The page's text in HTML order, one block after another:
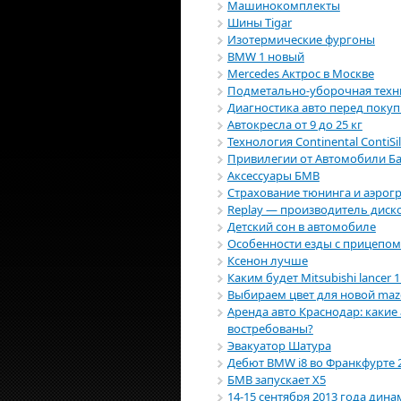
Машинокомплекты
Шины Tigar
Изотермические фургоны
BMW 1 новый
Mercedes Актрос в Москве
Подметально-уборочная
Диагностика авто перед
Автокресла от 9 до 25 кг
Технология Continental
Привилегии от Автомобили
Аксессуары БМВ
Страхование тюнинга и
Replay — производитель
Детский сон в автомобиле
Особенности езды с
Ксенон лучше
Каким будет Mitsubishi lancer
Выбираем цвет для новой
Аренда авто Краснодар:
востребованы?
Эвакуатор Шатура
Дебют BMW i8 во Франкфурте
БМВ запускает X5
14-15 сентября 2013 года